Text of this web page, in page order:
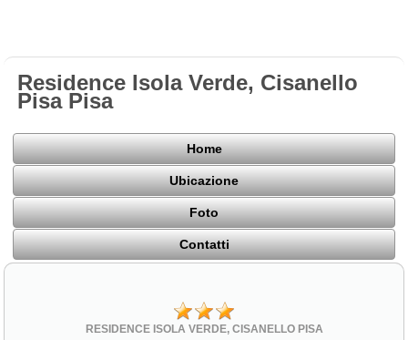
Residence Isola Verde, Cisanello
Pisa Pisa
Home
Ubicazione
Foto
Contatti
RESIDENCE ISOLA VERDE, CISANELLO PISA